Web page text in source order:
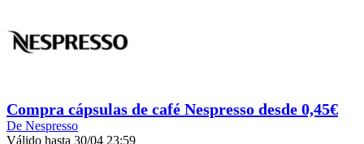
Compra cápsulas de café Nespresso desde 0,45€
De Nespresso
Válido hasta 30/04 23:59